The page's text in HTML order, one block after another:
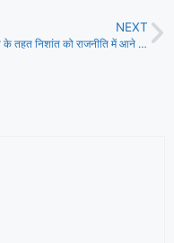
NEXT
साजिश के तहत निशांत को राजनीति में आने से रोक रहे भूंजा पार्टी के नेता- तेजस्वी!